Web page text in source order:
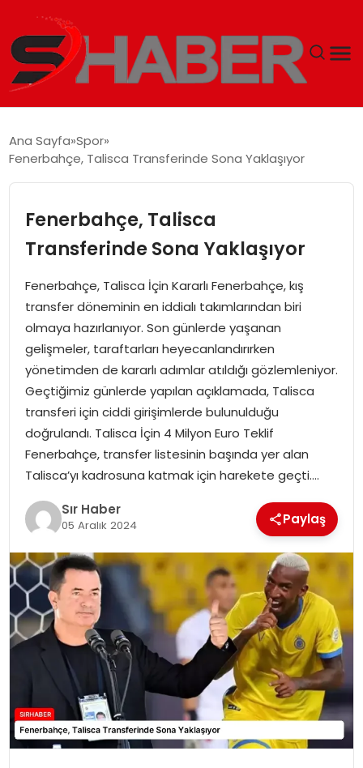
MAGAZIN
TEKNOLOJI
SPOR
EKONOMI
SIYASET
EĞITIM
YAŞAM
Ana Sayfa Spor
Fenerbahçe, Talisca Transferinde Sona Yaklaşıyor
Fenerbahçe, Talisca
Transferinde Sona Yaklaşıyor
Fenerbahçe, Talisca İçin Kararlı Fenerbahçe, kış
transfer döneminin en iddialı takımlarından biri
olmaya hazırlanıyor. Son günlerde yaşanan
gelişmeler, taraftarları heyecanlandırırken
yönetimden de kararlı adımlar atıldığı gözlemleniyor.
Geçtiğimiz günlerde yapılan açıklamada, Talisca
transferi için ciddi girişimlerde bulunulduğu
doğrulandı. Talisca İçin 4 Milyon Euro Teklif
Fenerbahçe, transfer listesinin başında yer alan
Talisca’yı kadrosuna katmak için harekete geçti….
Sır Haber
05 Aralık 2024 Paylaş